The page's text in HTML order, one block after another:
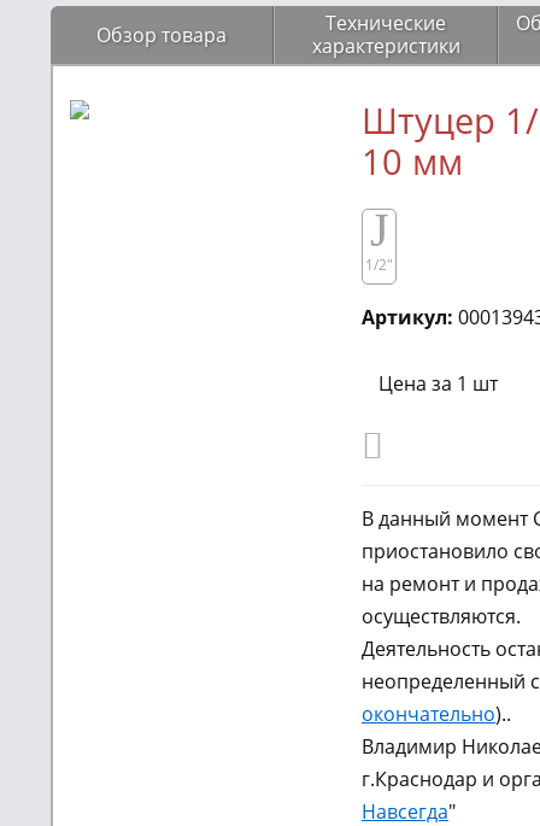
Обзор товара
Технические
характеристики
Штуцер
10 мм
J
1/2"
Артикул:
Цена за 1 шт
В данный момент
приостановило
на ремонт и
осуществляются.
Деятельность
неопределенный
окончательно)..
Владимир
г.Краснодар и
Навсегда"